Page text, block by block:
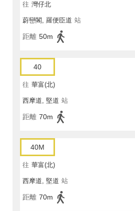
往 灣仔北
蔚巒閣, 羅便臣道 站
距離 50m
40
往 華富(北)
西摩道, 堅道 站
距離 70m
40M
往 華富(北)
西摩道, 堅道 站
距離 70m